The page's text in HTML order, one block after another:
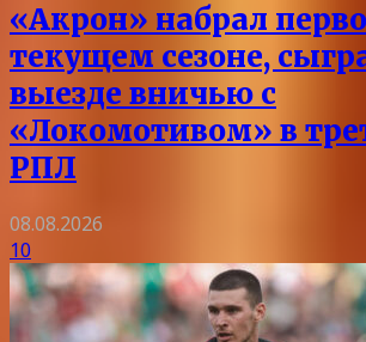
«Акрон» набрал
текущем сезоне,
выезде вничью с
«Локомотивом» в
РПЛ
08.08.2026
10